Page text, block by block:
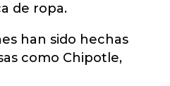
de ropa.
han sido hechas
como Chipotle,